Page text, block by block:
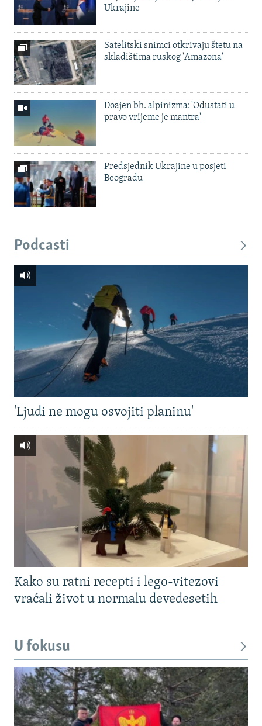
Ukrajine
Satelitski snimci otkrivaju štetu na
skladištima ruskog 'Amazona'
Doajen bh. alpinizma: 'Odustati u
pravo vrijeme je mantra'
Predsjednik Ukrajine u posjeti
Beogradu
Podcasti
'Ljudi ne mogu osvojiti planinu'
Kako su ratni recepti i lego-vitezovi
vraćali život u normalu devedesetih
U fokusu